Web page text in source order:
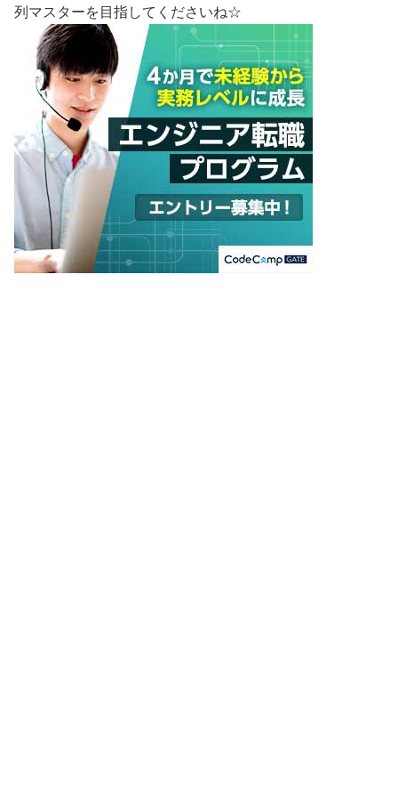
列マスターを目指してくださいね☆